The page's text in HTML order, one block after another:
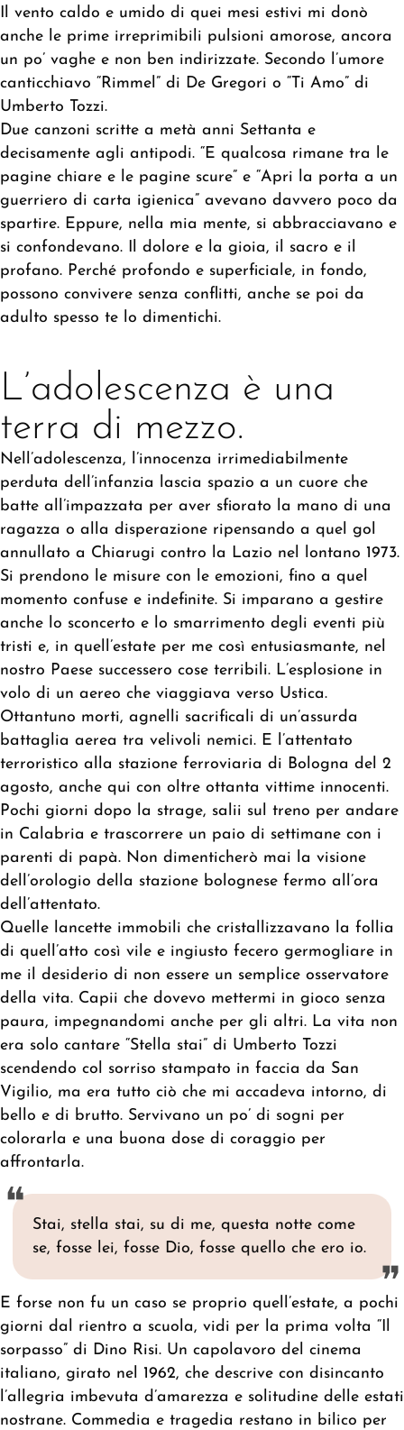
Il vento caldo e umido di quei mesi estivi mi donò
anche le prime irreprimibili pulsioni amorose, ancora
un po’ vaghe e non ben indirizzate. Secondo l’umore
canticchiavo “Rimmel” di De Gregori o “Ti Amo” di
Umberto Tozzi.
Due canzoni scritte a metà anni Settanta e
decisamente agli antipodi. “E qualcosa rimane tra le
pagine chiare e le pagine scure” e “Apri la porta a un
guerriero di carta igienica” avevano davvero poco da
spartire. Eppure, nella mia mente, si abbracciavano e
si confondevano. Il dolore e la gioia, il sacro e il
profano. Perché profondo e superficiale, in fondo,
possono convivere senza conflitti, anche se poi da
adulto spesso te lo dimentichi.
L’adolescenza è una
terra di mezzo.
Nell’adolescenza, l’innocenza irrimediabilmente
perduta dell’infanzia lascia spazio a un cuore che
batte all’impazzata per aver sfiorato la mano di una
ragazza o alla disperazione ripensando a quel gol
annullato a Chiarugi contro la Lazio nel lontano 1973.
Si prendono le misure con le emozioni, fino a quel
momento confuse e indefinite. Si imparano a gestire
anche lo sconcerto e lo smarrimento degli eventi più
tristi e, in quell’estate per me così entusiasmante, nel
nostro Paese successero cose terribili. L’esplosione in
volo di un aereo che viaggiava verso Ustica.
Ottantuno morti, agnelli sacrificali di un’assurda
battaglia aerea tra velivoli nemici. E l’attentato
terroristico alla stazione ferroviaria di Bologna del 2
agosto, anche qui con oltre ottanta vittime innocenti.
Pochi giorni dopo la strage, salii sul treno per andare
in Calabria e trascorrere un paio di settimane con i
parenti di papà. Non dimenticherò mai la visione
dell’orologio della stazione bolognese fermo all’ora
dell’attentato.
Quelle lancette immobili che cristallizzavano la follia
di quell’atto così vile e ingiusto fecero germogliare in
me il desiderio di non essere un semplice osservatore
della vita. Capii che dovevo mettermi in gioco senza
paura, impegnandomi anche per gli altri. La vita non
era solo cantare “Stella stai” di Umberto Tozzi
scendendo col sorriso stampato in faccia da San
Vigilio, ma era tutto ciò che mi accadeva intorno, di
bello e di brutto. Servivano un po’ di sogni per
colorarla e una buona dose di coraggio per
affrontarla.
Stai, stella stai, su di me, questa notte come
se, fosse lei, fosse Dio, fosse quello che ero io.
E forse non fu un caso se proprio quell’estate, a pochi
giorni dal rientro a scuola, vidi per la prima volta “Il
sorpasso” di Dino Risi. Un capolavoro del cinema
italiano, girato nel 1962, che descrive con disincanto
l’allegria imbevuta d’amarezza e solitudine delle estati
nostrane. Commedia e tragedia restano in bilico per